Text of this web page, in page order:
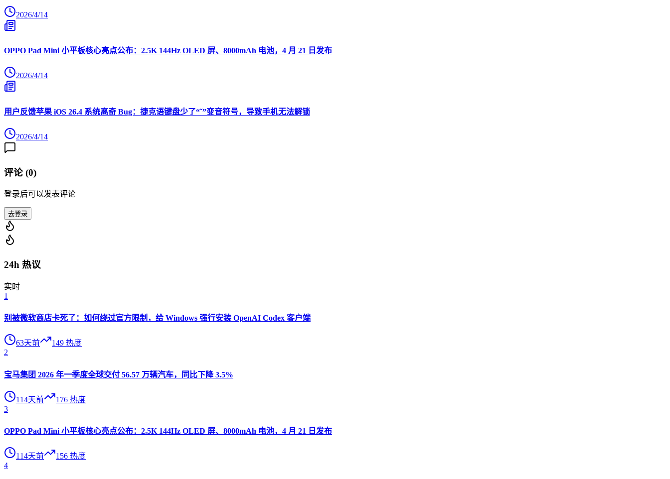
2026/4/14
OPPO Pad Mini 小平板核心亮点公布：2.5K 144Hz OLED 屏、8000mAh 电池，4 月 21 日发布
2026/4/14
用户反馈苹果 iOS 26.4 系统离奇 Bug：捷克语键盘少了“ˇ”变音符号，导致手机无法解锁
2026/4/14
评论 (0)
登录后可以发表评论
去登录
24h 热议
实时
1
别被微软商店卡死了：如何绕过官方限制，给 Windows 强行安装 OpenAI Codex 客户端
63天前 149 热度
2
宝马集团 2026 年一季度全球交付 56.57 万辆汽车，同比下降 3.5%
114天前 176 热度
3
OPPO Pad Mini 小平板核心亮点公布：2.5K 144Hz OLED 屏、8000mAh 电池，4 月 21 日发布
114天前 156 热度
4